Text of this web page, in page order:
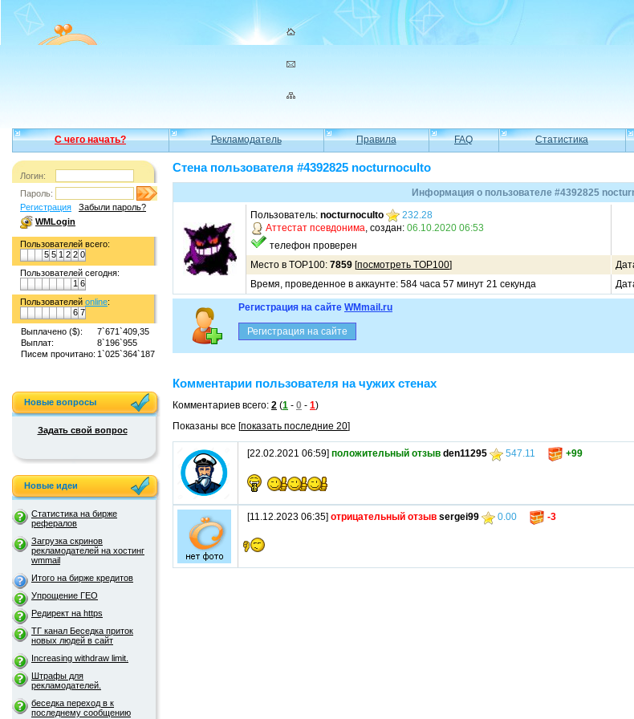
С чего начать? Рекламодатель Правила FAQ Статистика
Логин:
Пароль:
Регистрация
Забыли пароль?
WMLogin
Пользователей всего:
5 5 1 2 2 0
Пользователей сегодня:
1 6
Пользователей online:
6 7
Выплачено ($):
7`671`409,35
Выплат:
8`196`955
Писем прочитано: 1`025`364`187
Новые вопросы
Задать свой вопрос
Новые идеи
Статистика на бирже
рефералов
Загрузка скринов
рекламодателей на хостинг
wmmail
Итого на бирже кредитов
Упрощение ГЕО
Редирект на https
ТГ канал Беседка приток
новых людей в сайт
Increasing withdraw limit.
Штрафы для
рекламодателей.
беседка переход в к
последнему сообщению
Стена пользователя #4392825 nocturnoculto
Информация о пользователе #4392825
Пользователь: nocturnoculto
232.28
Аттестат псевдонима, создан: 06.10.2020 06:53
телефон проверен
Место в TOP100: 7859 [посмотреть TOP100]
Время, проведенное в аккаунте: 584 часа 57 минут 21 секунда
Регистрация на сайте WMmail.ru
Комментарии пользователя на чужих стенах
Комментариев всего: 2 (1 - 0 - 1)
Показаны все [показать последние 20]
[22.02.2021 06:59] положительный отзыв den11295 547.11 +99
[11.12.2023 06:35] отрицательный отзыв sergei99 0.00 -3